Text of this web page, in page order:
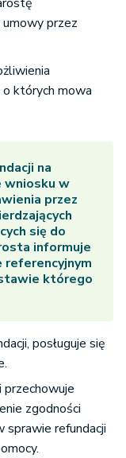
przez
których mowa
na
wniosku w
przez
się do
informuje
referencyjnym
którego
posługuje się
przechowuje
zgodności
sprawie refundacji